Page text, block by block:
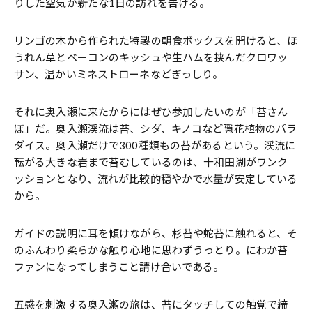
りした空気が新たな1日の訪れを告げる。
リンゴの木から作られた特製の朝食ボックスを開けると、ほ
うれん草とベーコンのキッシュや生ハムを挟んだクロワッ
サン、温かいミネストローネなどぎっしり。
それに奥入瀬に来たからにはぜひ参加したいのが「苔さん
ぽ」だ。奥入瀬渓流は苔、シダ、キノコなど隠花植物のパラ
ダイス。奥入瀬だけで300種類もの苔があるという。渓流に
転がる大きな岩まで苔むしているのは、十和田湖がワンク
ッションとなり、流れが比較的穏やかで水量が安定している
から。
ガイドの説明に耳を傾けながら、杉苔や蛇苔に触れると、そ
のふんわり柔らかな触り心地に思わずうっとり。にわか苔
ファンになってしまうこと請け合いである。
五感を刺激する奥入瀬の旅は、苔にタッチしての触覚で締